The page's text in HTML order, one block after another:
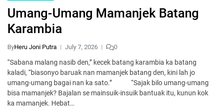
Umang-Umang Mamanjek Batang
Karambia
ByHeru Joni Putra July 7, 2026 0
“Sabana malang nasib den,” kecek batang karambia ka batang
kaladi, “biasonyo baruak nan mamanjek batang den, kini lah jo
umang-umang bagai nan ka sato.” “Sajak bilo umang-umang
bisa mamanjek? Bajalan se mainsuik-insuik bantuak itu, kunun kok
ka mamanjek. Hebat…